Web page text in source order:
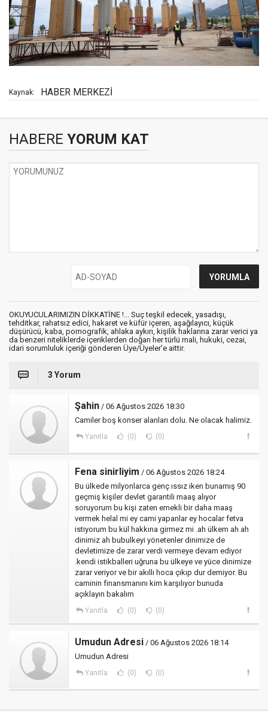
Kaynak: HABER MERKEZİ
HABERE YORUM KAT
OKUYUCULARIMIZIN DİKKATİNE !... Suç teşkil edecek, yasadışı,
tehditkar, rahatsız edici, hakaret ve küfür içeren, aşağılayıcı, küçük
düşürücü, kaba, pornografik, ahlaka aykırı, kişilik haklarına zarar verici ya
da benzeri niteliklerde içeriklerden doğan her türlü mali, hukuki, cezai,
idari sorumluluk içeriği gönderen Üye/Üyeler’e aittir.
3 Yorum
Şahin / 06 Ağustos 2026 18:30
Camiler boş konser alanları dolu. Ne olacak halimiz.
Yanıtla (0) (0)
Fena sinirliyim / 06 Ağustos 2026 18:24
Bu ülkede milyonlarca genç ıssız iken bunamış 90
geçmiş kişiler devlet garantili maaş alıyor
soruyorum bu kişi zaten emekli bir daha maaş
vermek helal mi ey cami yapanlar ey hocalar fetva
istiyorum bu kül hakkına girmez mi .ah ülkem ah ah
dinimiz ah bubulkeyi yönetenler dinimize de
devletimize de zarar verdi vermeye devam ediyor
.kendi istikballeri uğruna bu ülkeye ve yüce dinimize
zarar veriyor ve bir akıllı hoca çıkıp dur demiyor. Bu
caminin finansmanını kim karşılıyor bunuda
açıklayın bakalım
Yanıtla (0) (0)
Umudun Adresi / 06 Ağustos 2026 18:14
Umudun Adresi
Yanıtla (0) (0)